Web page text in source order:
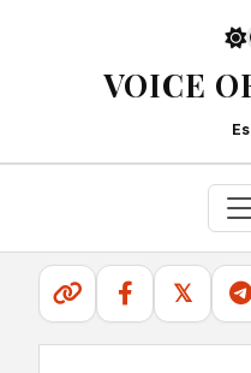
VOICE
𝕏